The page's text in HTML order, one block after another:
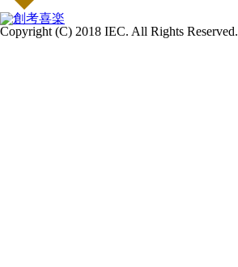
Copyright (C) 2018 IEC. All Rights Reserved.